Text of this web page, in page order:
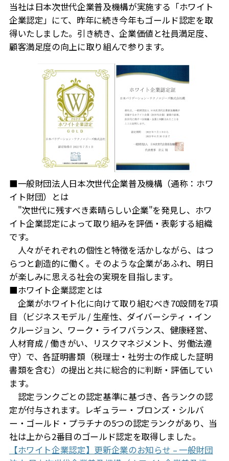
当社は日本次世代企業普及機構が実施する「ホワイト
企業認定」にて、昨年に続き今年もゴールド認定を取
得いたしました。引き続き、企業価値と社員満足度、
顧客満足度の向上に取り組んで参ります。
■一般財団法人日本次世代企業普及機構（通称：ホワ
イト財団）とは
"次世代に残すべき素晴らしい企業"を発見し、ホワ
イト企業認定によって取り組みを評価・表彰する組織
です。
人々がそれぞれの個性と特徴を活かしながら、はつ
らつと創造的に働く。そのような企業があふれ、明日
が楽しみに思える社会の実現を目指します。
■ホワイト企業認定とは
企業がホワイト化に向けて取り組むべき70設問を7項
目（ビジネスモデル / 生産性、ダイバーシティ・イン
クルージョン、ワーク・ライフバランス、健康経営、
人材育成 / 働きがい、リスクマネジメント、労働法遵
守）で、各証明書類（税理士・社労士の作成した証明
書類を含む）の提出と共に総合的に判断・評価してい
ます。
認定ランクごとの認定基準に基づき、各ランクの認
定が付与されます。レギュラー・ブロンズ・シルバ
ー・ゴールド・プラチナの5つの認定ランクがあり、当
社は上から2番目のゴールド認定を取得しました。
【ホワイト企業認定】更新企業のお知らせ – 一般財団